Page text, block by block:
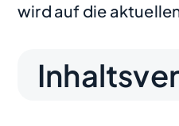
wird auf die